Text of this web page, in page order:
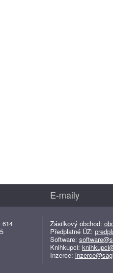
614
E-maily
Zásilkový obchod:
Předplatné ÚZ:
Software:
Knihkupci:
Inzerce: